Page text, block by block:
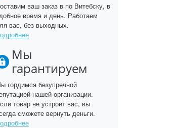
ваш заказ в по Витебску, в
время и день. Работаем
вас, без выходных.
Мы
гарантируем
гордимся безупречной
нашей организации.
товар не устроит вас, вы
сможете вернуть деньги.